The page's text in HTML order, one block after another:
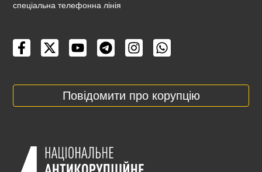
cпеціальна телефонна лінія
Повідомити про корупцію